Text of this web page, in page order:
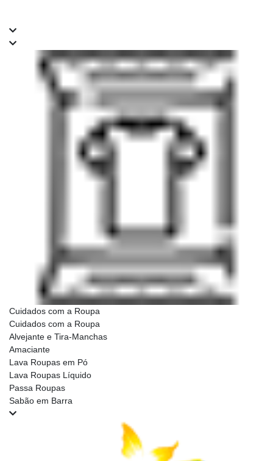
Cuidados com a Roupa
Cuidados com a Roupa
Alvejante e Tira-Manchas
Amaciante
Lava Roupas em Pó
Lava Roupas Líquido
Passa Roupas
Sabão em Barra